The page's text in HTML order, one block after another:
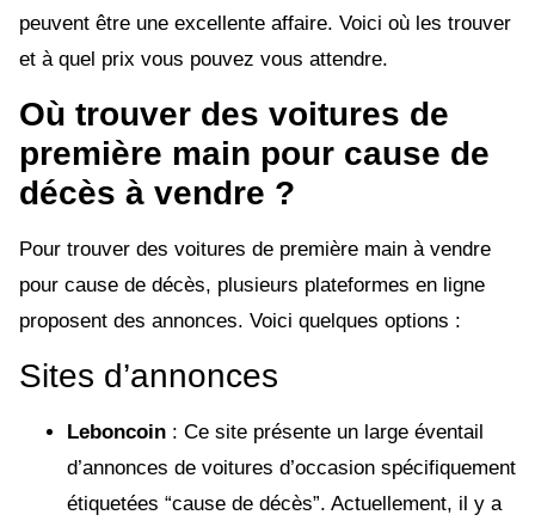
peuvent être une excellente affaire. Voici où les trouver
et à quel prix vous pouvez vous attendre.
Où trouver des voitures de
première main pour cause de
décès à vendre ?
Pour trouver des voitures de première main à vendre
pour cause de décès, plusieurs plateformes en ligne
proposent des annonces. Voici quelques options :
Sites d’annonces
Leboncoin : Ce site présente un large éventail
d’annonces de voitures d’occasion spécifiquement
étiquetées “cause de décès”. Actuellement, il y a